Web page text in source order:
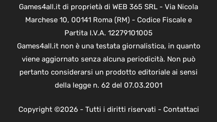
Games4all.it di proprietà di WEB 365 SRL - Via Nicola
Marchese 10, 00141 Roma (RM) - Codice Fiscale e
Partita I.V.A. 12279101005
Games4all.it non è una testata giornalistica, in quanto
viene aggiornato senza alcuna periodicità. Non può
pertanto considerarsi un prodotto editoriale ai sensi
della legge n. 62 del 07.03.2001
Copyright ©2026 - Tutti i diritti riservati - Contattaci